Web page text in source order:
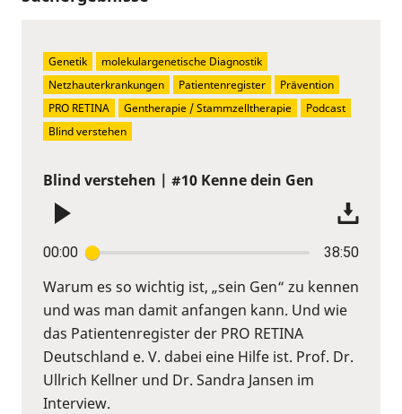
Blind verstehen | #10 Kenne dein Gen
00:00 38:50
Warum es so wichtig ist, „sein Gen“ zu kennen
und was man damit anfangen kann. Und wie
das Patientenregister der PRO RETINA
Deutschland e. V. dabei eine Hilfe ist. Prof. Dr.
Ullrich Kellner und Dr. Sandra Jansen im
Interview.
Genetik
molekulargenetische Diagnostik
Netzhauterkrankungen
Patientenregister
Prävention
PRO RETINA
Gentherapie / Stammzelltherapie
Podcast
Blind verstehen